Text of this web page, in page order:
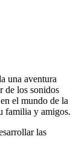
una aventura
de los sonidos
el mundo de la
familia y amigos.
las